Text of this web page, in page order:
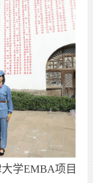
学EMBA项目